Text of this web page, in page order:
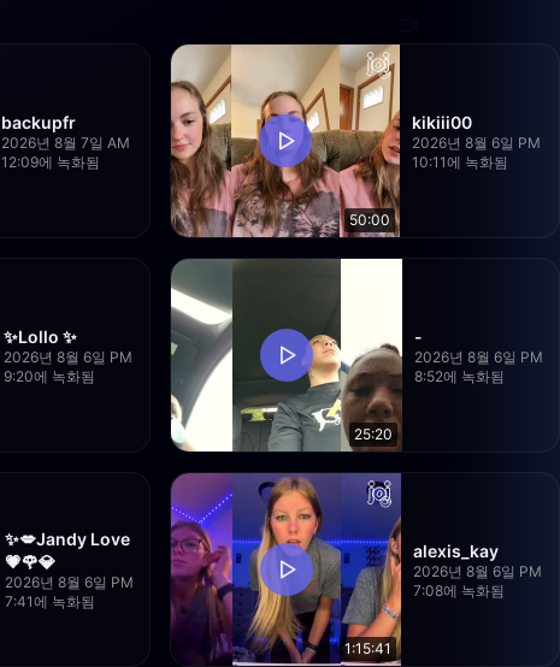
backupfr
2026년 8월 7일 AM
12:09에 녹화됨
50:00
kikiii00
2026년 8월 6일 PM
10:11에 녹화됨
✨Lollo ✨
2026년 8월 6일 PM
9:20에 녹화됨
25:20
-
2026년 8월 6일 PM
8:52에 녹화됨
✨💋Jandy Love
💗🌹💎
2026년 8월 6일 PM
7:41에 녹화됨
1:15:41
alexis_kay
2026년 8월 6일 PM
7:08에 녹화됨